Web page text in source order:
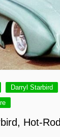
Darryl Starbird
Hot-